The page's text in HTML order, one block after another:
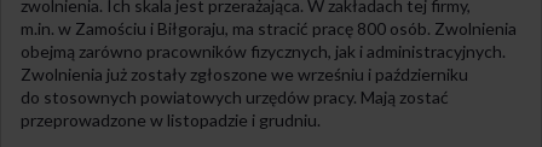
zwolnienia. Ich skala jest przerażająca. W zakładach tej firmy,
m.in. w Zamościu i Biłgoraju, ma stracić pracę 800 osób. Zwolnienia
obejmą zarówno pracowników fizycznych, jak i administracyjnych.
Zwolnienia już zostały zgłoszone we wrześniu i październiku
do stosownych powiatowych urzędów pracy. Mają zostać
przeprowadzone w listopadzie i grudniu.